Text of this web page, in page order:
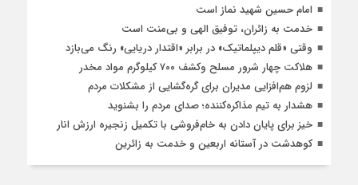
امام حسین شهید نماز است
خدمت به زائران، توفیق الهی و بی‌منت است
وقتی «قلم دیپلماتیک» در برابر «اقتدار دریایی» رنگ می‌بازد
هلاکت چهار شرور مسلح وکشف ۷۰۰ کیلوگرم مواد مخدر
لزوم هم‌افزایی مدیران برای گره‌گشایی از مشکلات مردم
هشدار به تیم مذاکره‌کننده؛ صدای مردم را بشنوید
خیز برای پایان دادن به خام‌فروشی با تکمیل زنجیره ارزش انار
کوهدشت در آستانه اربعین و خدمت‌ به زائرین